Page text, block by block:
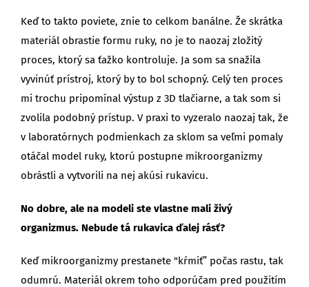
Keď to takto poviete, znie to celkom banálne. Že skrátka
materiál obrastie formu ruky, no je to naozaj zložitý
proces, ktorý sa ťažko kontroluje. Ja som sa snažila
vyvinúť prístroj, ktorý by to bol schopný. Celý ten proces
mi trochu pripomínal výstup z 3D tlačiarne, a tak som si
zvolila podobný prístup. V praxi to vyzeralo naozaj tak, že
v laboratórnych podmienkach za sklom sa veľmi pomaly
otáčal model ruky, ktorú postupne mikroorganizmy
obrástli a vytvorili na nej akúsi rukavicu.
No dobre, ale na modeli ste vlastne mali živý
organizmus. Nebude tá rukavica ďalej rásť?
Keď mikroorganizmy prestanete "kŕmiť” počas rastu, tak
odumrú. Materiál okrem toho odporúčam pred použitím